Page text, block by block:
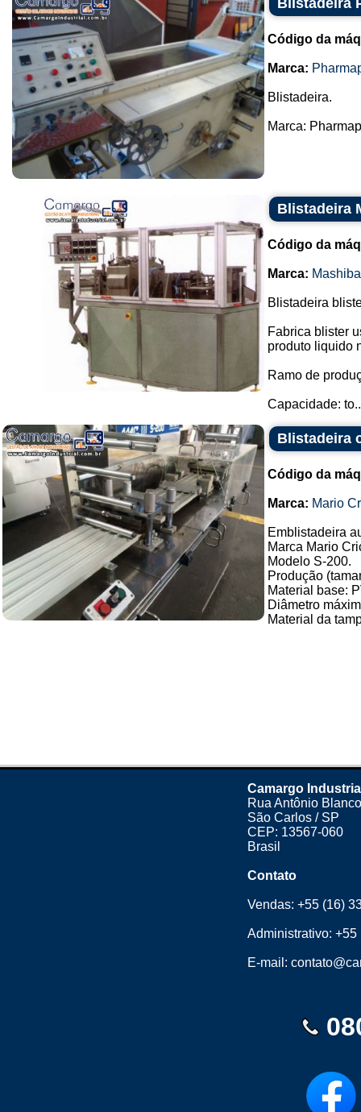
Blistadeira
Código da
Marca:
Blistadeira.
Marca:
Blistadeira
Código da
Marca: Mashiba
Blistadeira
Fabrica blister
produto liquido
Ramo de
Capacidade:
Blistadeira
Código da
Marca: Mario
Emblistadeira
Marca Mario
Modelo S-200.
Produção
Material base:
Diâmetro
Material da
Camargo
Rua Antônio
São Carlos / SP
CEP: 13567-060
Brasil
Contato
Vendas:+55 (16)
Administrativo:+55
E-mail: